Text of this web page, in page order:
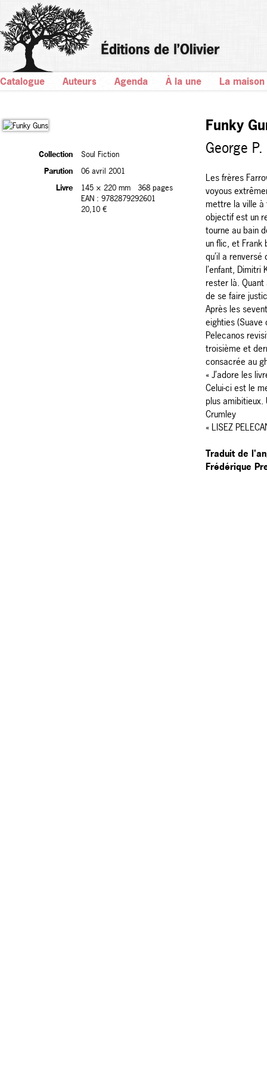
Catalogue Auteurs Agenda À la une La maison
Collection
Soul Fiction
Parution
06 avril 2001
Livre
145 × 220 mm
368 pages
EAN : 9782879292601
20,10 €
Funky
George
Les frères
voyous
mettre la ville à
objectif est un
tourne au bain
un flic, et Frank
qu’il a
l’enfant,
rester là. Quant
de se faire
Après les
eighties (Suave
Pelecanos
troisième et
consacrée au
« J’adore les
Celui-ci est le
plus amibitieux.
Crumley
« LISEZ
Traduit de
Frédérique